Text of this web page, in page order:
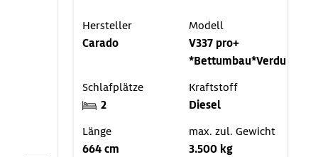
Hersteller
Carado
Modell
V337 pro+
Schlafplätze
2
Kraftstoff
Diesel
Länge
664 cm
max. zul. Gewicht
3.500 kg